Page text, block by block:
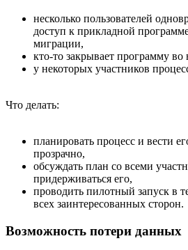
несколько пользователей
доступ к прикладной
миграции,
кто-то закрывает программу
у некоторых участников
Что делать:
планировать процесс и вести
прозрачно,
обсуждать план со всеми
придерживаться его,
проводить пилотный запуск в
всех заинтересованных сторон.
Возможность потери данных